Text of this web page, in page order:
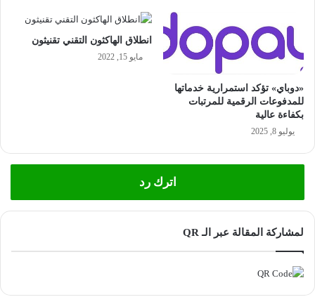
«دوباي» تؤكد استمرارية خدماتها
للمدفوعات الرقمية للمرتبات
بكفاءة عالية
يوليو 8, 2025
انطلاق الهاكثون التقني تقنيثون
مايو 15, 2022
اترك رد
لمشاركة المقالة عبر الـ QR